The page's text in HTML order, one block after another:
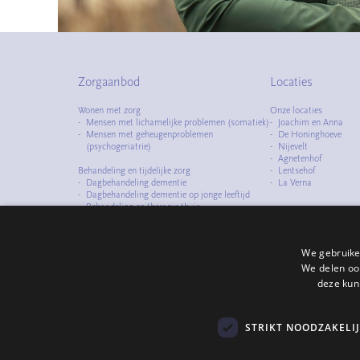
Zorgaanbod
Wonen met zorg
Mensen met lichamelijke problemen (somatiek)
Mensen met geheugenproblemen
(psychogeriatrie)
Behandeling en tijdelijke zorg
Dagbehandeling dementie
Dagbehandeling dementie op jonge leeftijd
Behandeling en therapie thuis
Zorg bij ouderdomsproblematiek en
verslavings- en/of psychiatrische problemen
Zorg bij ouderdomsproblematiek en
Locaties
Onze locaties
Joachim en Anna
De Honinghoeve
Nijevelt
Agnetenhof
Lentsehof
La Verna
We
We delen
deze
STRIKT